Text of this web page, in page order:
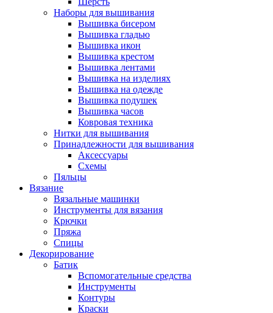
Наборы для вышивания
Вышивка бисером
Вышивка гладью
Вышивка икон
Вышивка крестом
Вышивка лентами
Вышивка на изделиях
Вышивка на одежде
Вышивка подушек
Вышивка часов
Ковровая техника
Нитки для вышивания
Принадлежности для вышивания
Аксессуары
Схемы
Пяльцы
Вязание
Вязальные машинки
Инструменты для вязания
Крючки
Пряжа
Спицы
Декорирование
Батик
Вспомогательные средства
Инструменты
Контуры
Краски